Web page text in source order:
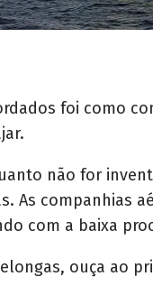
foi como
não for
As companhias
com a baixa
ouça ao